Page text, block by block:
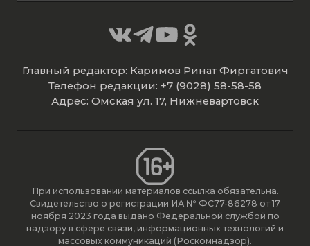
Главный редактор: Каримов Ринат Фиргатович
Телефон редакции: +7 (9028) 58-58-58
Адрес: Омская ул. 17, Нижневартовск
При использовании материалов ссылка обязательна.
Свидетельство о регистрации ИА № ФС77-86278 от 17
ноября 2023 года выдано Федеральной службой по
надзору в сфере связи, информационных технологий и
массовых коммуникаций (Роскомнадзор).